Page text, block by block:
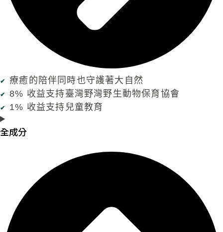
療癒的陪伴同時也守護著大自然
8% 收益支持臺灣野灣野生動物保育協會
1% 收益支持兒童教育
全成分